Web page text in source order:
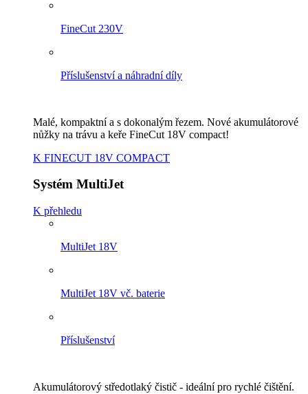
FineCut 230V
Příslušenství a náhradní díly
Malé, kompaktní a s dokonalým řezem. Nové akumulátorové
nůžky na trávu a keře FineCut 18V compact!
K FINECUT 18V COMPACT
Systém MultiJet
K přehledu
MultiJet 18V
MultiJet 18V vč. baterie
Příslušenství
Akumulátorový středotlaký čistič - ideální pro rychlé čištění.